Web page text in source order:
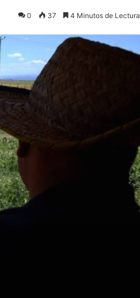
0 37 4 Minutos de Lectura